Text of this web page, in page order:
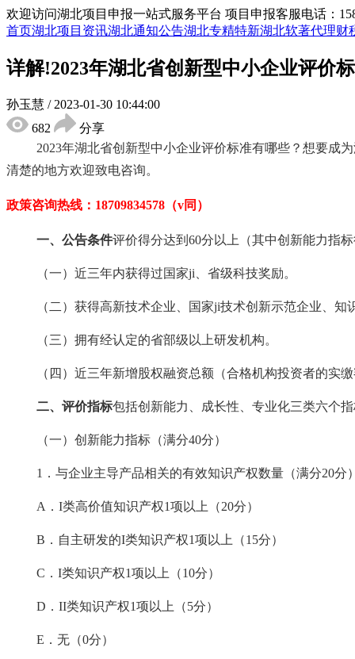
欢迎访问湖北项目申报一站式服务平台 项目申报客服电话：
首页湖北项目资讯湖北通知公告湖北专精特新湖北软著代理财
详解!2023年湖北省创新型中小企业评价
孙玉慧 / 2023-01-30 10:44:00
682
分享
2023年湖北省创新型中小企业评价标准有哪些？想要成为
清楚的地方欢迎致电咨询。
政策咨询热线： 18709834578（v同）
一、公告条件评价得分达到 60分以上（其中创新能力指
（一）近三年内获得过国家ji 、省级科技奖励。
（二）获得高新技术企业、 国家ji技术创新示范企业、知
（三）拥有经认定的省部级以上研发机构。
（四）近三年新增股权融资总额（合格机构投资者的实
二、评价指标包括创新能力、成长性、专业化三类六个
（一）创新能力指标（满分40分）
1．与企业主导产品相关的有效知识产权数量（满分20分
A．I类高价值知识产权1项以上（20分）
B．自主研发的I类知识产权1项以上（15分）
C．I类知识产权1项以上（10分）
D．II类知识产权1项以上（5分）
E．无（0分）